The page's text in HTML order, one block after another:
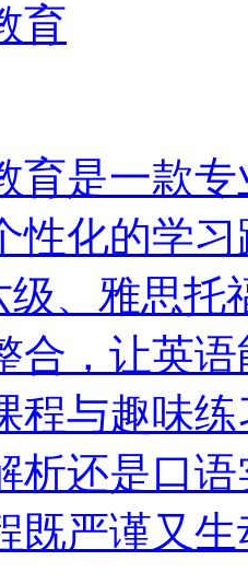
育
育是一款
性化的学
级、雅思托
合，让英
程与趣味
析还是口
既严谨又生